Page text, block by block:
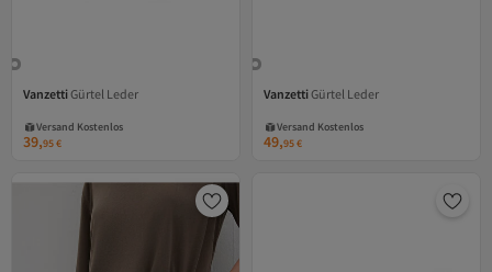
VanzettiGürtel Leder
Versand Kostenlos
Versand Kostenlos
39,95€
VanzettiGürtel Leder
Versand Kostenlos
Versand Kostenlos
49,95€